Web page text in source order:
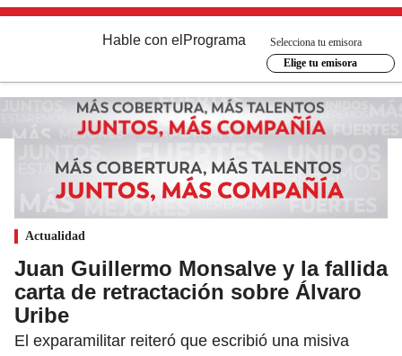
Hable con el Programa
Selecciona tu emisora
Elige tu emisora
Actualidad
Juan Guillermo Monsalve y la fallida
carta de retractación sobre Álvaro
Uribe
El exparamilitar reiteró que escribió una misiva